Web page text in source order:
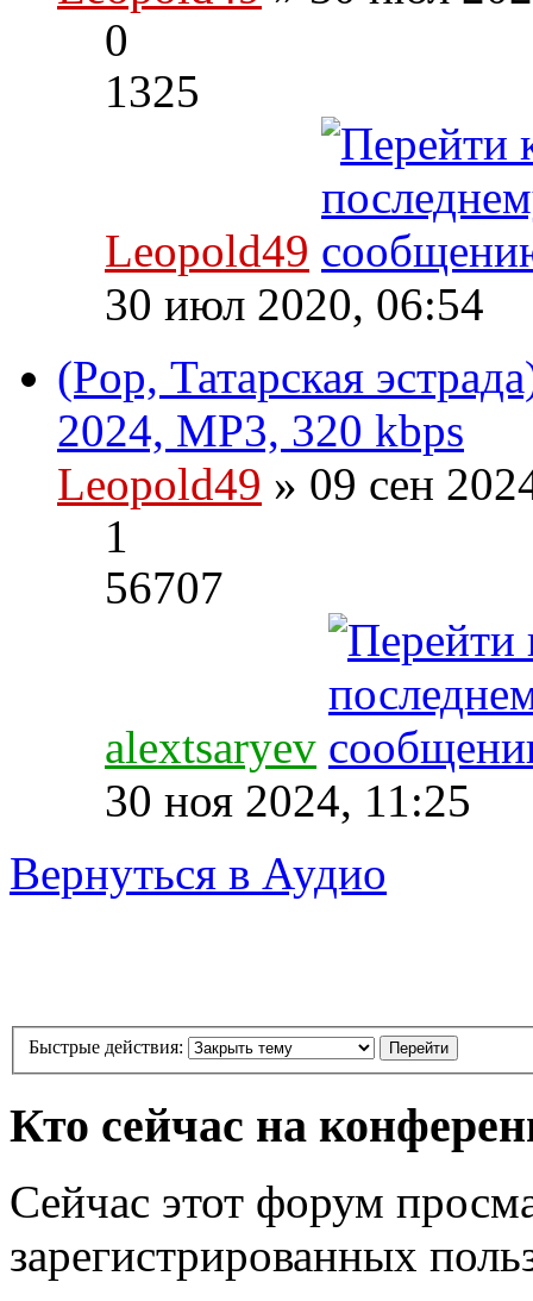
0
1325
Leopold49
30 июл 2020, 06:54
(Pop, Татарская
2024, MP3, 320 kbps
Leopold49 » 09 сен
1
56707
alextsaryev
30 ноя 2024, 11:25
Вернуться в Аудио
Быстрые действия:
Кто сейчас на
Сейчас этот форум
зарегистрированных